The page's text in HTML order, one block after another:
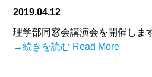
2019.04.12
理学部同窓会講演会を開催しま
→続きを読む Read More